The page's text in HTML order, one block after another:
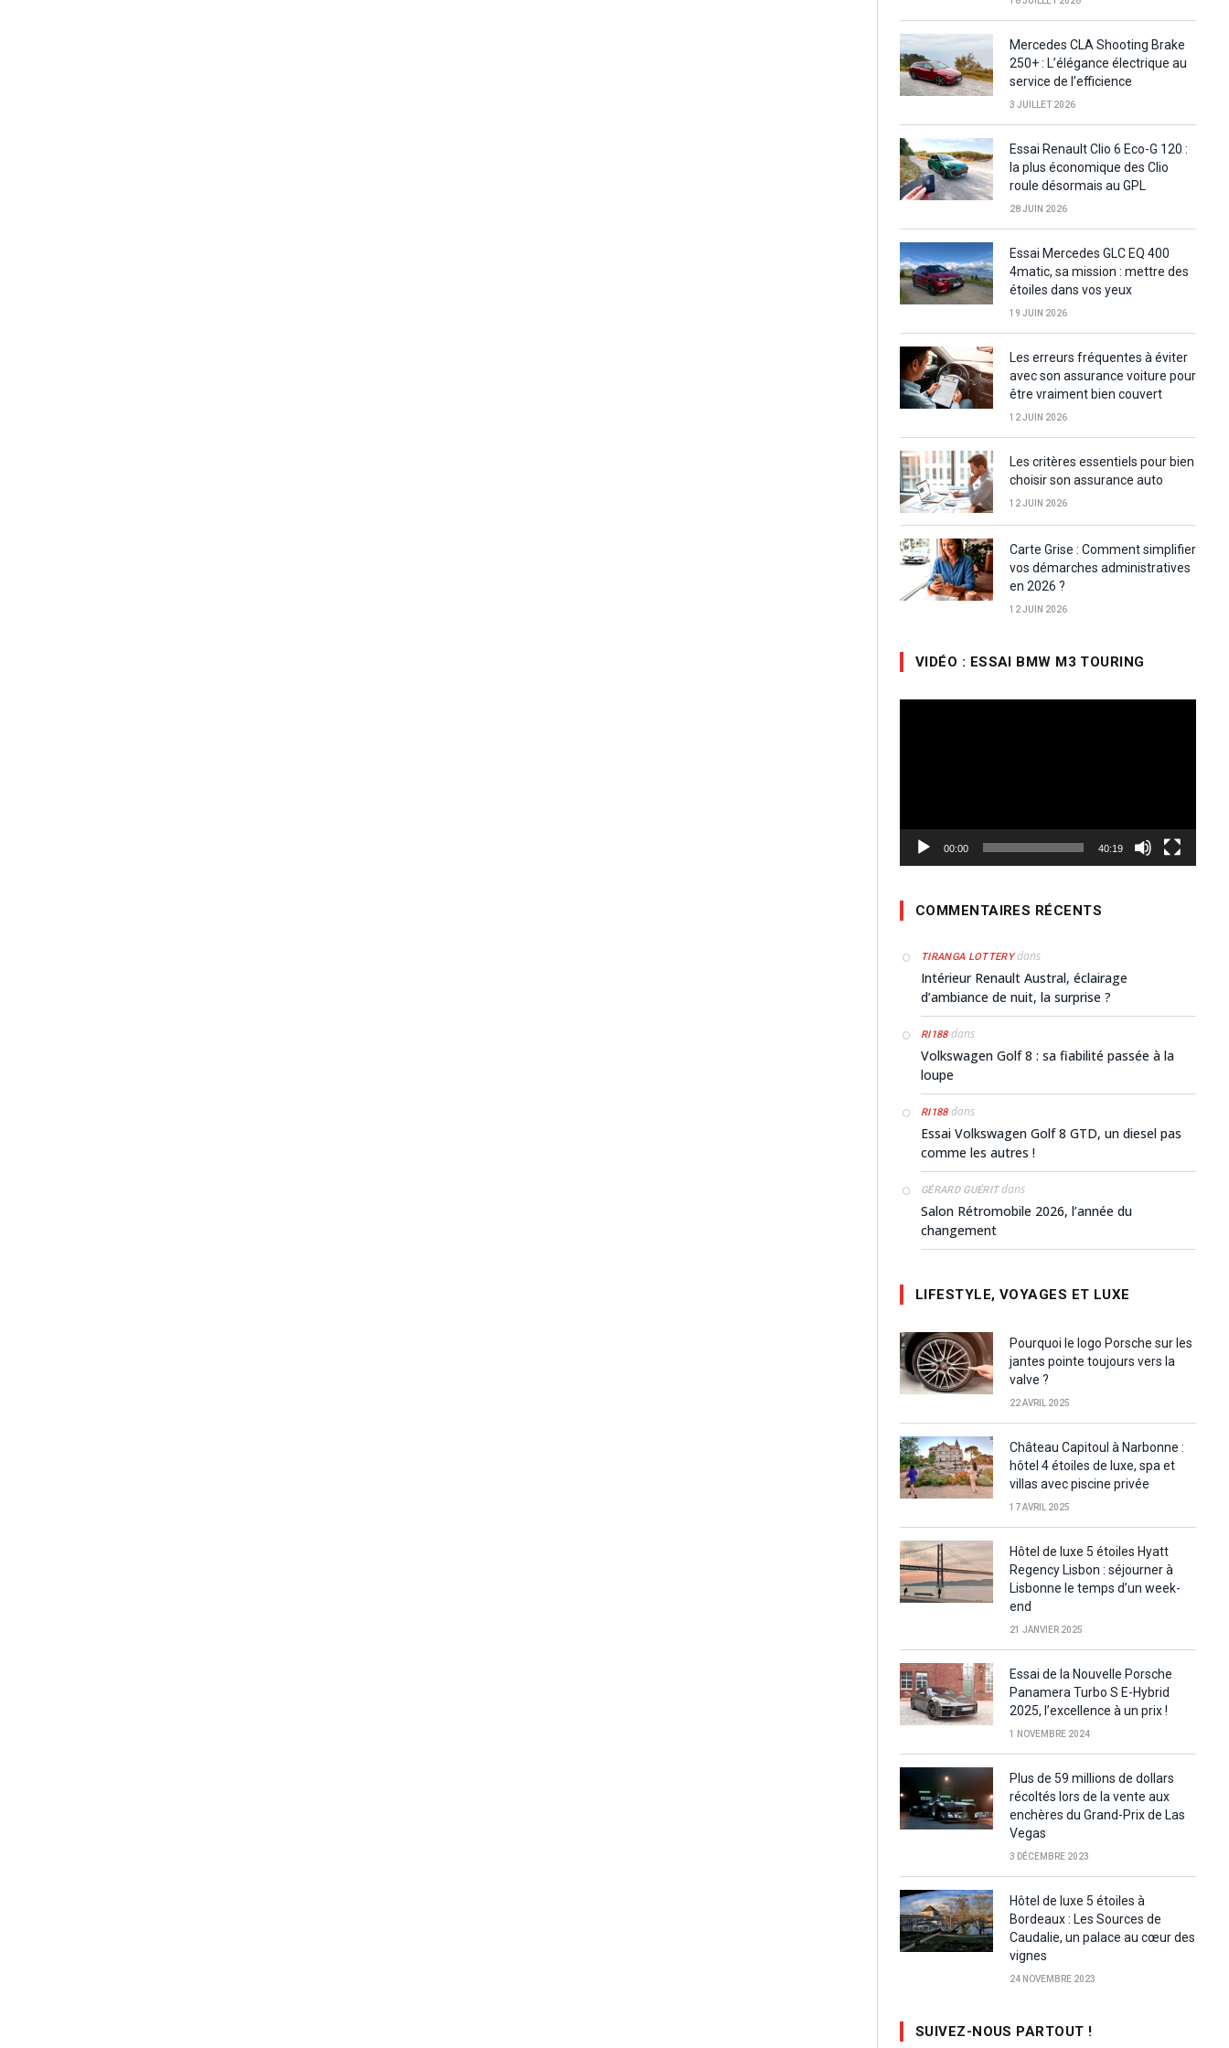
Mercedes CLA Shooting Brake
250+ : L’élégance électrique au
service de l’efficience
3 JUILLET 2026
Essai Renault Clio 6 Eco-G 120 :
la plus économique des Clio
roule désormais au GPL
28 JUIN 2026
Essai Mercedes GLC EQ 400
4matic, sa mission : mettre des
étoiles dans vos yeux
19 JUIN 2026
Les erreurs fréquentes à éviter
avec son assurance voiture pour
être vraiment bien couvert
12 JUIN 2026
Les critères essentiels pour bien
choisir son assurance auto
12 JUIN 2026
Carte Grise : Comment simplifier
vos démarches administratives
en 2026 ?
12 JUIN 2026
VIDÉO : ESSAI BMW M3 TOURING
00:00 40:19
COMMENTAIRES RÉCENTS
TIRANGA LOTTERYdans
Intérieur Renault Austral, éclairage
d’ambiance de nuit, la surprise ?
RI188dans
Volkswagen Golf 8 : sa fiabilité passée à la
loupe
RI188dans
Essai Volkswagen Golf 8 GTD, un diesel pas
comme les autres !
GÉRARD GUÉRITdans
Salon Rétromobile 2026, l’année du
changement
LIFESTYLE, VOYAGES ET LUXE
Pourquoi le logo Porsche sur les
jantes pointe toujours vers la
valve ?
22 AVRIL 2025
Château Capitoul à Narbonne :
hôtel 4 étoiles de luxe, spa et
villas avec piscine privée
17 AVRIL 2025
Hôtel de luxe 5 étoiles Hyatt
Regency Lisbon : séjourner à
Lisbonne le temps d’un week-
end
21 JANVIER 2025
Essai de la Nouvelle Porsche
Panamera Turbo S E-Hybrid
2025, l’excellence à un prix !
1 NOVEMBRE 2024
Plus de 59 millions de dollars
récoltés lors de la vente aux
enchères du Grand-Prix de Las
Vegas
3 DÉCEMBRE 2023
Hôtel de luxe 5 étoiles à
Bordeaux : Les Sources de
Caudalie, un palace au cœur des
vignes
24 NOVEMBRE 2023
SUIVEZ-NOUS PARTOUT !